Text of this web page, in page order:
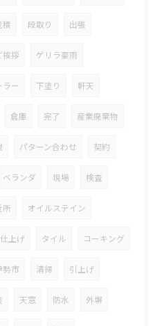
積 段取り 出張
挨拶 ゲリラ豪雨
ー 下塗り 軒天
倉庫 完了 産業廃棄物
パターン合わせ 契約
ベランダ 現場 検査
所 オイルステイン
仕上げ タイル コーキング
勢市 清掃 引上げ
天窓 防水 外塀